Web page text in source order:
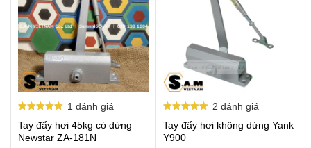
hạng
5.00
5 sao
1 đánh giá
Tay đẩy hơi 45kg có dừng
Newstar ZA-181N
hạng
5.00
5 sao
2 đánh giá
Tay đẩy hơi không dừng Yank
Y900